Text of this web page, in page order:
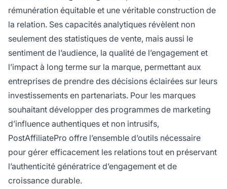
rémunération équitable et une véritable construction de
la relation. Ses capacités analytiques révèlent non
seulement des statistiques de vente, mais aussi le
sentiment de l’audience, la qualité de l’engagement et
l’impact à long terme sur la marque, permettant aux
entreprises de prendre des décisions éclairées sur leurs
investissements en partenariats. Pour les marques
souhaitant développer des programmes de marketing
d’influence authentiques et non intrusifs,
PostAffiliatePro offre l’ensemble d’outils nécessaire
pour gérer efficacement les relations tout en préservant
l’authenticité génératrice d’engagement et de
croissance durable.